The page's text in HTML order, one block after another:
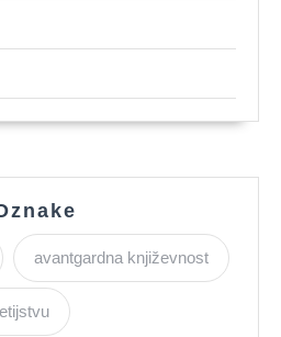
avantgardna književnost